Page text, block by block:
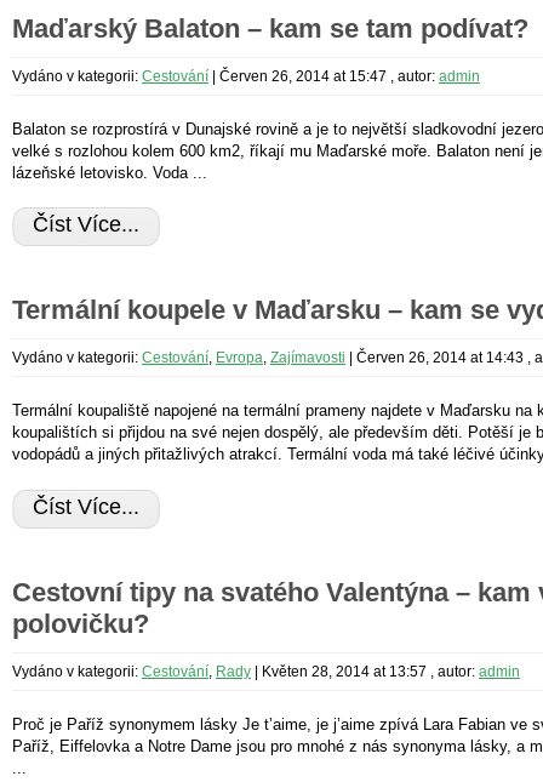
Maďarský Balaton – kam se tam podívat?
Vydáno v kategorii: Cestování | Červen 26, 2014 at 15:47 , autor: admin
Balaton se rozprostírá v Dunajské rovině a je to největší sladkovodní
velké s rozlohou kolem 600 km2, říkají mu Maďarské moře. Balaton není
lázeňské letovisko. Voda ...
Číst Více...
Termální koupele v Maďarsku – kam se
Vydáno v kategorii: Cestování, Evropa, Zajímavosti Červen 26, 2014 at 14:43 ,
Termální koupaliště napojené na termální prameny najdete v Maďarsku na
koupalištích si přijdou na své nejen dospělý, ale především děti. Potěší je
vodopádů a jiných přitažlivých atrakcí. Termální voda má také léčivé
Číst Více...
Cestovní tipy na svatého Valentýna –
polovičku?
Vydáno v kategorii: Cestování Rady | Květen 28, 2014 at 13:57 , autor: admin
Proč je Paříž synonymem lásky Je t’aime, je j’aime zpívá Lara Fabian
Paříž, Eiffelovka a Notre Dame jsou pro mnohé z nás synonyma lásky, a